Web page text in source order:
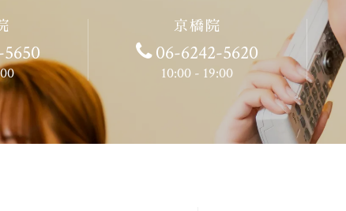
京橋院
06-6242-5620
10:00 - 19:00